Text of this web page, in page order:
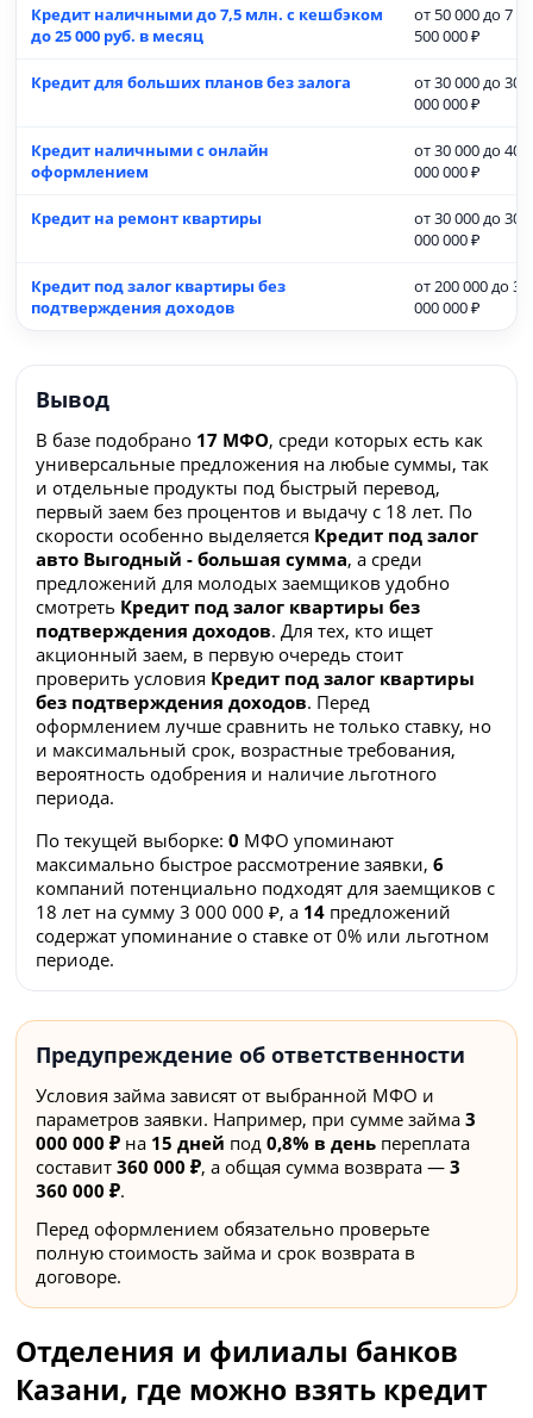
Кредит наличными до 7,5 млн. с кешбэком
до 25 000 руб. в месяц
от 50 000 до 7
500 000 ₽
Кредит для больших планов без залога
от 30 000 до 30
000 000 ₽
Кредит наличными с онлайн
оформлением
от 30 000 до 40
000 000 ₽
Кредит на ремонт квартиры
от 30 000 до 30
000 000 ₽
Кредит под залог квартиры без
подтверждения доходов
от 200 000 до 30
000 000 ₽
Вывод
В базе подобрано 17 МФО, среди которых есть как
универсальные предложения на любые суммы, так
и отдельные продукты под быстрый перевод,
первый заем без процентов и выдачу с 18 лет. По
скорости особенно выделяется Кредит под залог
авто Выгодный - большая сумма, а среди
предложений для молодых заемщиков удобно
смотреть Кредит под залог квартиры без
подтверждения доходов. Для тех, кто ищет
акционный заем, в первую очередь стоит
проверить условия Кредит под залог квартиры
без подтверждения доходов. Перед
оформлением лучше сравнить не только ставку, но
и максимальный срок, возрастные требования,
вероятность одобрения и наличие льготного
периода.
По текущей выборке:0 МФО упоминают
максимально быстрое рассмотрение заявки,6
компаний потенциально подходят для заемщиков с
18 лет на сумму 3 000 000 ₽, а 14 предложений
содержат упоминание о ставке от 0% или льготном
периоде.
Предупреждение об ответственности
Условия займа зависят от выбранной МФО и
параметров заявки. Например, при сумме займа3
000 000 ₽ на 15 дней под0,8% в день переплата
составит360 000 ₽, а общая сумма возврата —3
360 000 ₽.
Перед оформлением обязательно проверьте
полную стоимость займа и срок возврата в
договоре.
Отделения и филиалы банков
Казани, где можно взять кредит